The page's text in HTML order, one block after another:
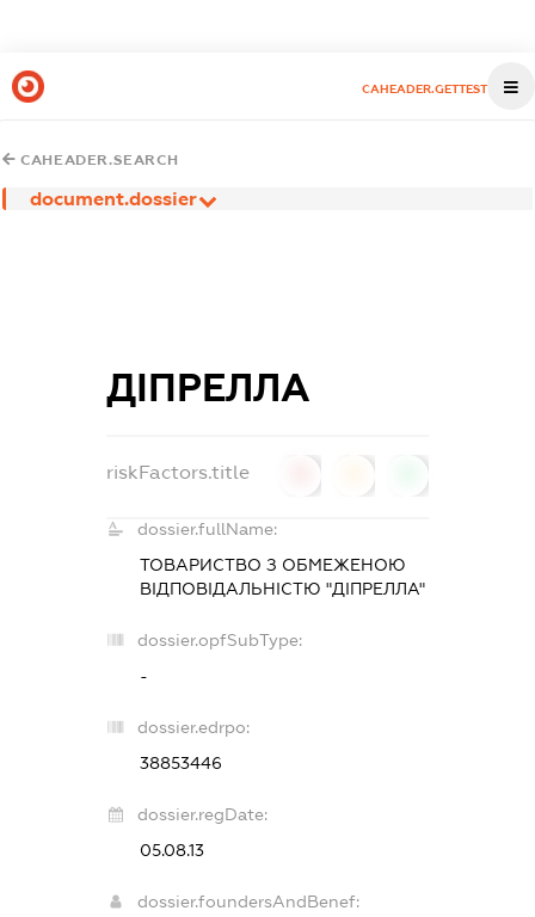
CAHEADER.GETTEST
CAHEADER.SEARCH
document.dossier
ДІПРЕЛЛА
riskFactors.title
dossier.fullName:
ТОВАРИСТВО З ОБМЕЖЕНОЮ
ВІДПОВІДАЛЬНІСТЮ "ДІПРЕЛЛА"
dossier.opfSubType:
-
dossier.edrpo:
38853446
dossier.regDate:
05.08.13
dossier.foundersAndBenef: